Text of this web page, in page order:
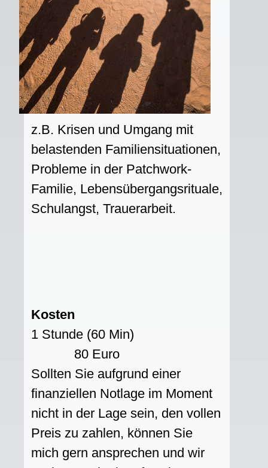
z.B. Krisen und Umgang mit
belastenden Familiensituationen,
Probleme in der Patchwork-
Familie, Lebensübergangsrituale,
Schulangst, Trauerarbeit.
Kosten
1 Stunde (60 Min)
80 Euro
Sollten Sie aufgrund einer
finanziellen Notlage im Moment
nicht in der Lage sein, den vollen
Preis zu zahlen, können Sie
mich gern ansprechen und wir